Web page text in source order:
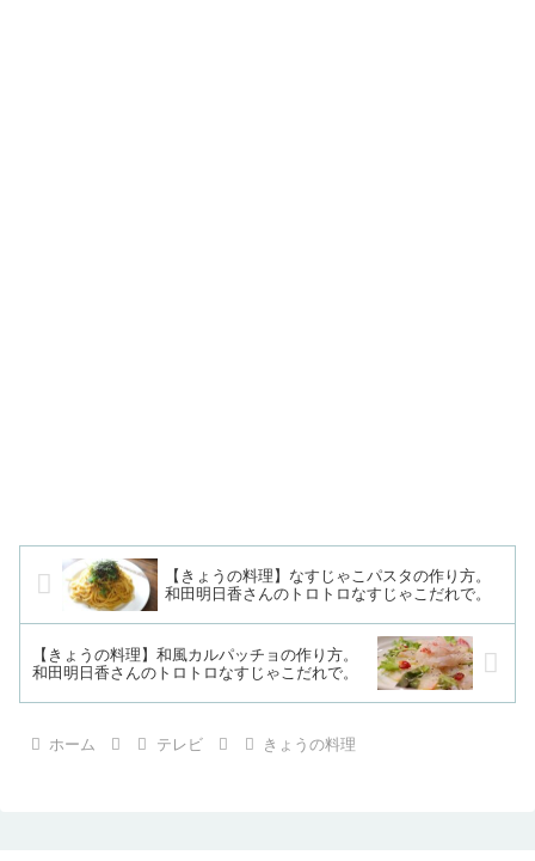
【きょうの料理】なすじゃこパスタの作り方。
和田明日香さんのトロトロなすじゃこだれで。
【きょうの料理】和風カルパッチョの作り方。
和田明日香さんのトロトロなすじゃこだれで。
ホーム テレビ きょうの料理